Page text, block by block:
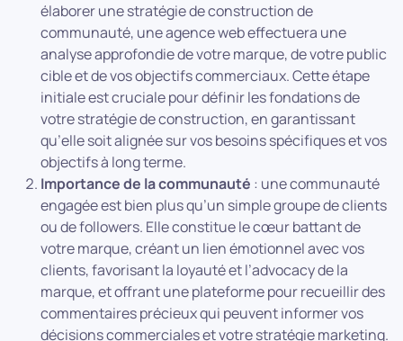
élaborer une stratégie de construction de
communauté, une agence web effectuera une
analyse approfondie de votre marque, de votre public
cible et de vos objectifs commerciaux. Cette étape
initiale est cruciale pour définir les fondations de
votre stratégie de construction, en garantissant
qu’elle soit alignée sur vos besoins spécifiques et vos
objectifs à long terme.
Importance de la communauté : une communauté
engagée est bien plus qu’un simple groupe de clients
ou de followers. Elle constitue le cœur battant de
votre marque, créant un lien émotionnel avec vos
clients, favorisant la loyauté et l’advocacy de la
marque, et offrant une plateforme pour recueillir des
commentaires précieux qui peuvent informer vos
décisions commerciales et votre stratégie marketing.